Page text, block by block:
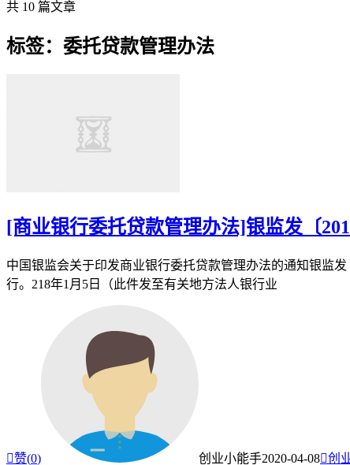
共 10 篇文章
标签：委托贷款管理办法
[商业银行委托贷款管理办法]银监发〔
中国银监会关于印发商业银行委托贷款管理办法的通知银监
行。218年1月5日（此件发至有关地方法人银行业
赞(0) 创业小能手2020-04-08创